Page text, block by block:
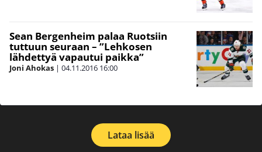
Sean Bergenheim palaa Ruotsiin
tuttuun seuraan – ”Lehkosen
lähdettyä vapautui paikka”
Joni Ahokas | 04.11.2016 16:00
Lataa lisää